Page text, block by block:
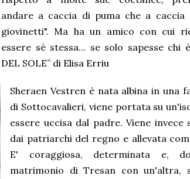
andare a caccia di puma che a caccia
giovinetti". Ma ha un amico con cui
essere sé stessa... se solo sapesse chi
DEL SOLE” di Elisa Erriu
Sheraen Vestren è nata albina in una
di Sottocavalieri, viene portata su
essere uccisa dal padre. Viene invece
dai patriarchi del regno e allevata
E' coraggiosa, determinata e,
matrimonio di Tresan con un'altra,